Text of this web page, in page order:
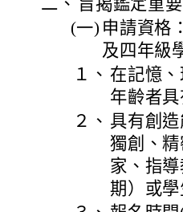
二、 旨揭鑑定重
(一) 申請資格
及四年級
１、 在記憶
年齡者
２、 具有創
獨創、
家、指
期）或學